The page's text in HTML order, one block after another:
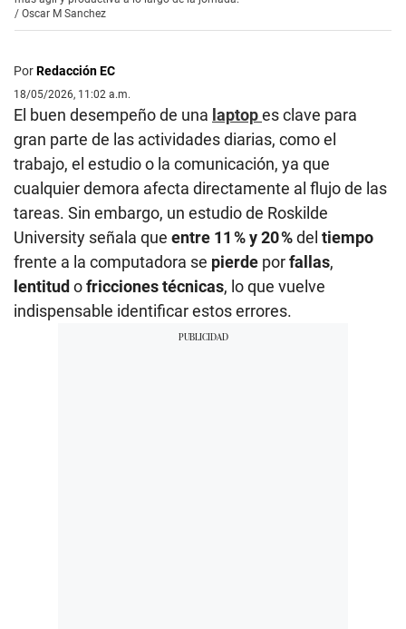
/ Oscar M Sanchez
PorRedacción EC
18/05/2026, 11:02 a.m.
El buen desempeño de una laptopes clave para
gran parte de las actividades diarias, como el
trabajo, el estudio o la comunicación, ya que
cualquier demora afecta directamente al flujo de las
tareas. Sin embargo, un estudio de Roskilde
University señala que entre 11 % y 20 %del tiempo
frente a la computadora se pierde porfallas,
lentitudofricciones técnicas, lo que vuelve
indispensable identificar estos errores.